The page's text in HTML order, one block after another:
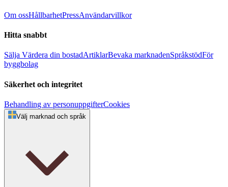
Om ossHållbarhetPressAnvändarvillkor
Hitta snabbt
Sälja Värdera din bostadArtiklarBevaka marknadenSpråkstödFör
byggbolag
Säkerhet och integritet
Behandling av personuppgifterCookies
Välj marknad och språk